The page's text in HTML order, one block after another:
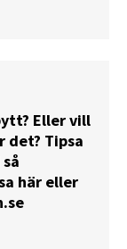
Eller vill
det? Tipsa
här eller